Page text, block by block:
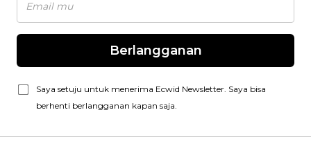
Berlangganan
Saya setuju untuk menerima Ecwid Newsletter. Saya bisa
berhenti berlangganan kapan saja.